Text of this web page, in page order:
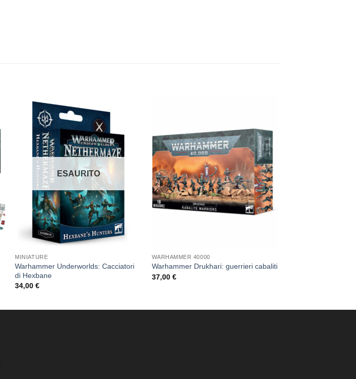
desideri
ESAURITO
MINIATURE
Warhammer Underworlds: Cacciatori
di Hexbane
34,00€
alla lista
dei
desideri
WARHAMMER 40000
Warhammer Drukhari: guerrieri cabaliti
37,00 €